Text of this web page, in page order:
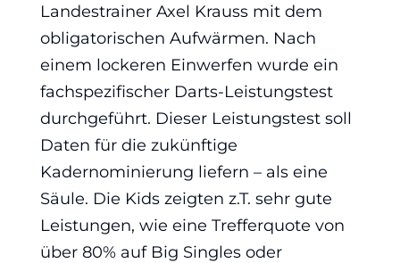
Landestrainer Axel Krauss mit dem
obligatorischen Aufwärmen. Nach
einem lockeren Einwerfen wurde ein
fachspezifischer Darts-Leistungstest
durchgeführt. Dieser Leistungstest soll
Daten für die zukünftige
Kadernominierung liefern – als eine
Säule. Die Kids zeigten z.T. sehr gute
Leistungen, wie eine Trefferquote von
über 80% auf Big Singles oder